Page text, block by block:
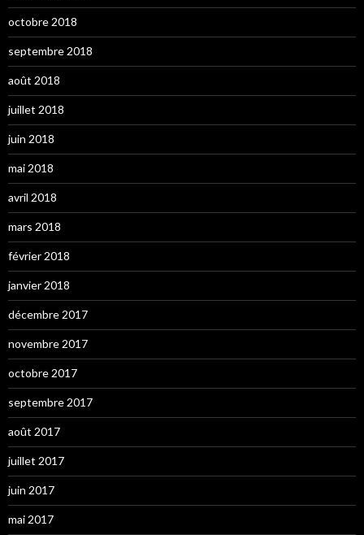
octobre 2018
septembre 2018
août 2018
juillet 2018
juin 2018
mai 2018
avril 2018
mars 2018
février 2018
janvier 2018
décembre 2017
novembre 2017
octobre 2017
septembre 2017
août 2017
juillet 2017
juin 2017
mai 2017